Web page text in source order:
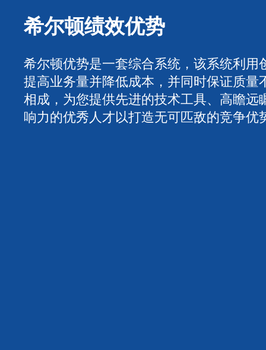
希尔顿绩效优势
希尔顿优势是一套综合系统，该系统利用
提高业务量并降低成本，并同时保证质量
相成，为您提供先进的技术工具、高瞻远
响力的优秀人才以打造无可匹敌的竞争优